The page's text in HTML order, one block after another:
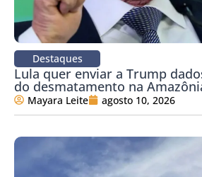
Destaques
Lula quer enviar a Trump
do desmatamento na
Mayara Leite agosto 10, 2026